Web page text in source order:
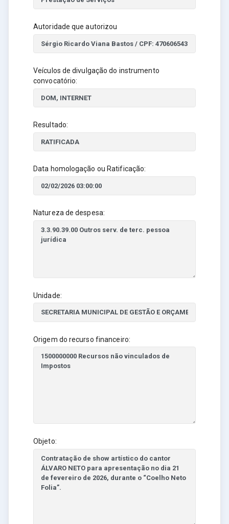
Autoridade que autorizou
Veículos de divulgação do instrumento
convocatório:
Resultado:
Data homologação ou Ratificação:
Natureza de despesa:
Unidade:
Origem do recurso financeiro:
Objeto: